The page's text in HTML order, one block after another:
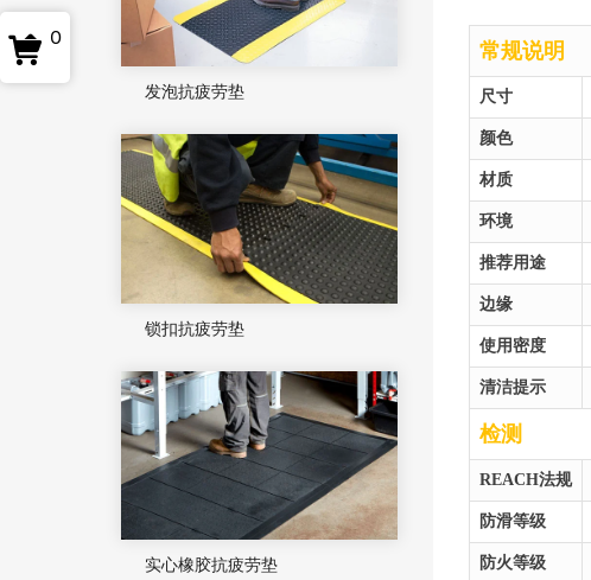
0
常规说明
尺寸
颜色
材质
环境
推荐用途
边缘
使用密度
清洁提示
检测
REACH法规
防滑等级
防火等级
发泡抗疲劳垫
锁扣抗疲劳垫
实心橡胶抗疲劳垫